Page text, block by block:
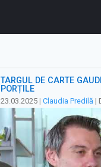
TÂRGUL DE CARTE
PORȚILE
23.03.2025 | Claudia Predilă |